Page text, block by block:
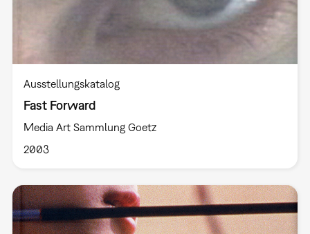
Ausstellungskatalog
Fast Forward
Media Art Sammlung Goetz
2003